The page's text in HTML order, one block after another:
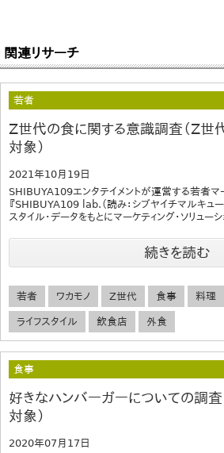
関連リサーチ
若者
Z世代の食に関する意識調査（Z
対象）
2021年10月19日
SHIBUYA109エンタテイメントが運営する若者マ
『SHIBUYA109 lab.（読み：シブヤイチマルキューラ
スタイル・データをもとにマーケティング・ソリュー
続きを読む
若者 ワカモノ Z世代 食事 料理
ライフスタイル 飲食店 外食
食事
好きなハンバーガーについての調
対象）
2020年07月17日